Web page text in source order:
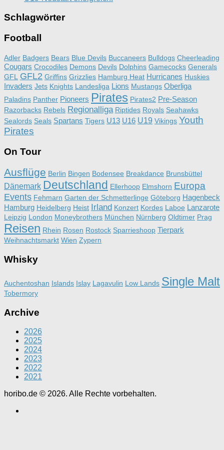
Schlagwörter
Football
Adler Badgers Bears Blue Devils Buccaneers Bulldogs Cheerleading
Cougars Crocodiles Demons Devils Dolphins Gamecocks Generals
GFL
GFL2 Griffins Grizzlies Hamburg Heat Hurricanes Huskies
Invaders Jets Knights Landesliga Lions Mustangs Oberliga
Paladins Panther Pioneers Pirates Pirates2 Pre-Season
Razorbacks Rebels Regionalliga Riptides Royals Seahawks
Sealords Seals Spartans Tigers U13 U16 U19 Vikings Youth
Pirates
On Tour
Ausflüge Berlin Bingen Bodensee Breakdance Brunsbüttel
Dänemark Deutschland Ellerhoop Elmshorn Europa
Events Fehmarn Garten der Schmetterlinge Göteborg Hagenbeck
Hamburg Heidelberg Heist Irland Konzert Kordes Laboe Lanzarote
Leipzig London Moneybrothers München Nürnberg Oldtimer Prag
Reisen Rhein Rosen Rostock Sparrieshoop Tierpark
Weihnachtsmarkt Wien Zypern
Whisky
Auchentoshan Islands Islay Lagavulin Low Lands Single Malt
Tobermory
Archive
2026
2025
2024
2023
2022
2021
horibo.de © 2026. Alle Rechte vorbehalten.